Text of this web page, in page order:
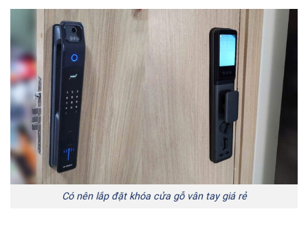
Có nên lắp đặt khóa cửa gỗ vân tay giá rẻ